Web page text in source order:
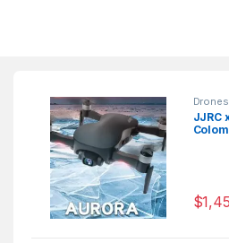
JJRC
$